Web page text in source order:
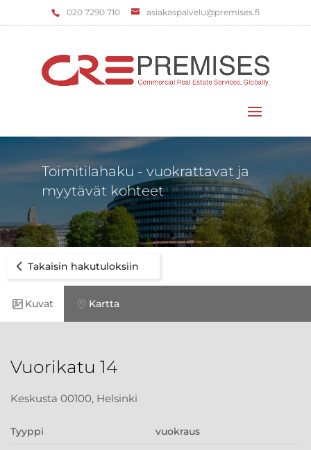
‌020 7290 710 asiakaspalvelu@premises.fi
Toimitilahaku - vuokrattavat ja
myytävät kohteet
Takaisin hakutuloksiin
Kuvat Kartta
Vuorikatu 14
Keskusta 00100, Helsinki
Tyyppi vuokraus